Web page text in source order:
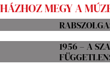
HÁZHOZ MEGY A
1956 – A